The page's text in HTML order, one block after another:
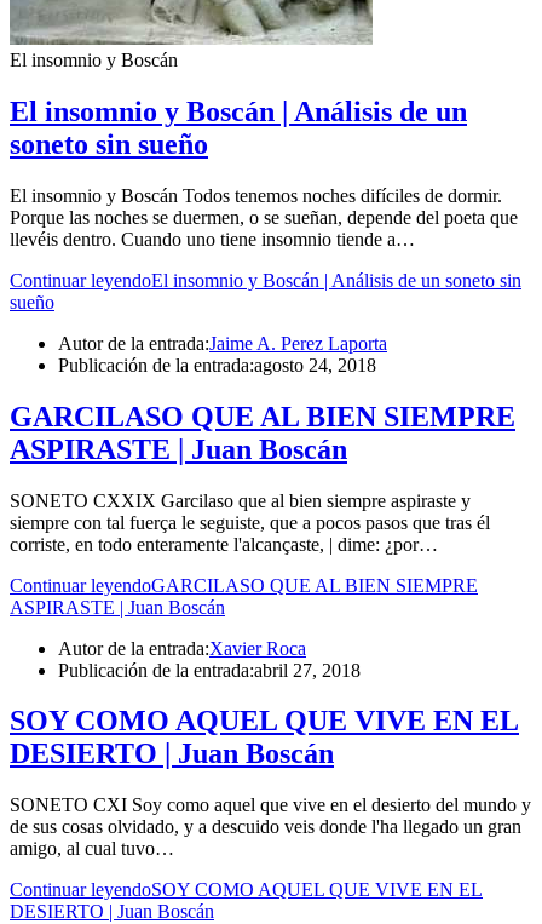
El insomnio y Boscán
El insomnio y Boscán | Análisis de un
soneto sin sueño
El insomnio y Boscán Todos tenemos noches difíciles de dormir.
Porque las noches se duermen, o se sueñan, depende del poeta que
llevéis dentro. Cuando uno tiene insomnio tiende a…
Continuar leyendoEl insomnio y Boscán | Análisis de un soneto sin
sueño
Autor de la entrada:Jaime A. Perez Laporta
Publicación de la entrada:agosto 24, 2018
GARCILASO QUE AL BIEN SIEMPRE
ASPIRASTE | Juan Boscán
SONETO CXXIX Garcilaso que al bien siempre aspiraste y
siempre con tal fuerça le seguiste, que a pocos pasos que tras él
corriste, en todo enteramente l'alcançaste, | dime: ¿por…
Continuar leyendoGARCILASO QUE AL BIEN SIEMPRE
ASPIRASTE | Juan Boscán
Autor de la entrada:Xavier Roca
Publicación de la entrada:abril 27, 2018
SOY COMO AQUEL QUE VIVE EN EL
DESIERTO | Juan Boscán
SONETO CXI Soy como aquel que vive en el desierto del mundo y
de sus cosas olvidado, y a descuido veis donde l'ha llegado un gran
amigo, al cual tuvo…
Continuar leyendoSOY COMO AQUEL QUE VIVE EN EL
DESIERTO | Juan Boscán